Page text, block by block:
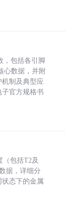
，包括各引脚
心数据，并附
制及典型应
官方规格书
包括T2及
据，详细分
态下的金属